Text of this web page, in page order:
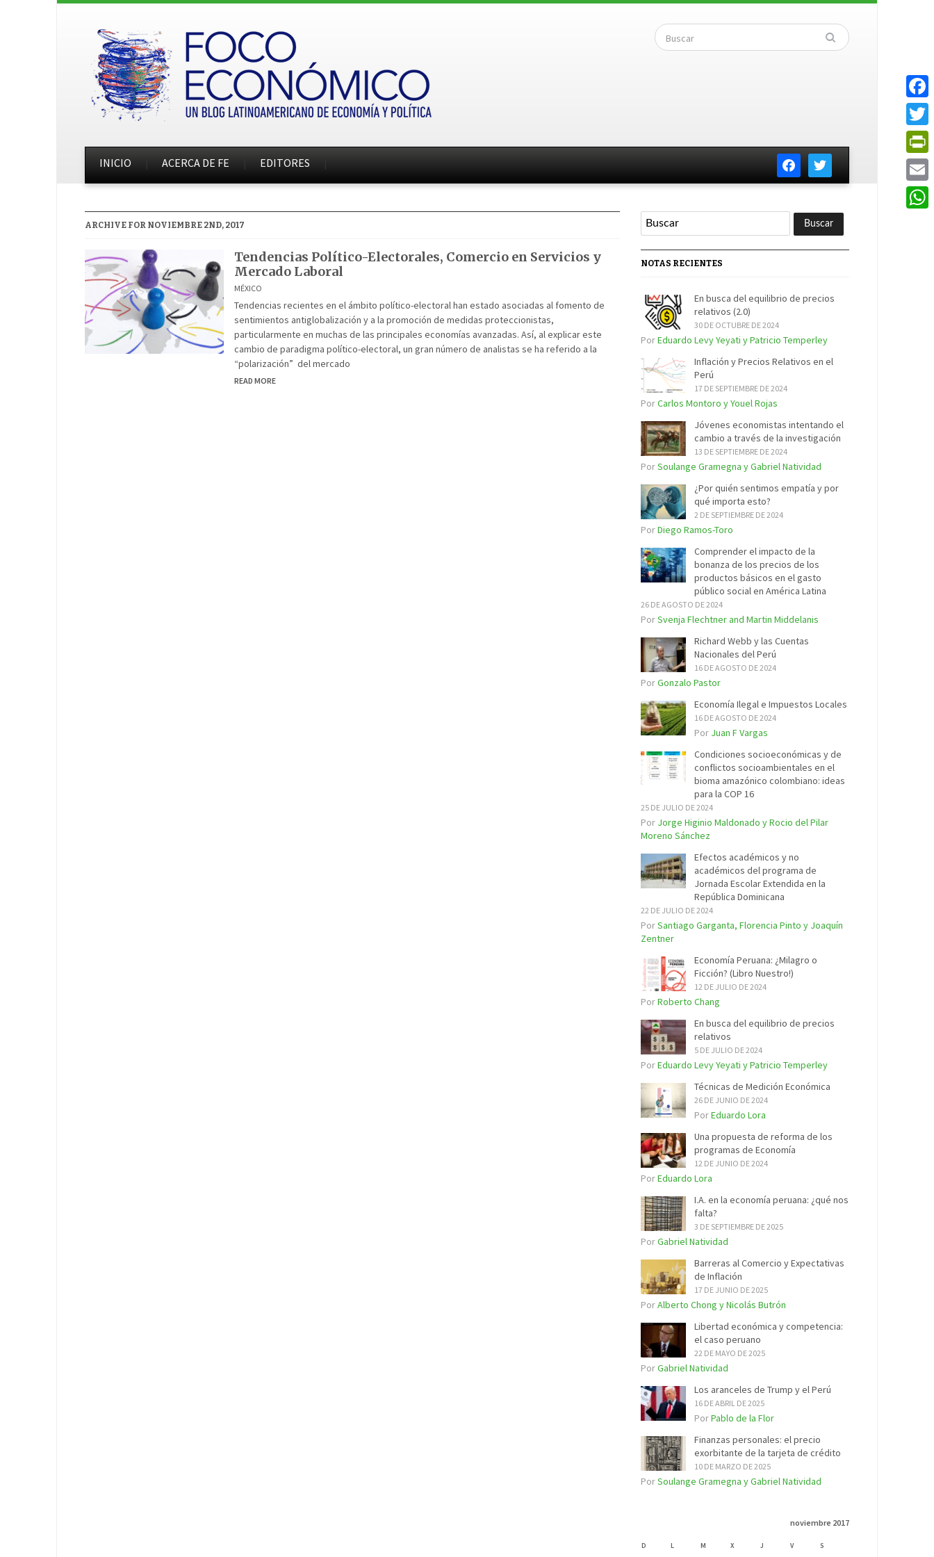
facebooktwitter
INICIO ACERCA DE FE EDITORES
ARCHIVE FOR NOVIEMBRE 2ND, 2017
Tendencias Político-Electorales, Comercio en Servicios y
Mercado Laboral
MÉXICO
Tendencias recientes en el ámbito político-electoral han estado asociadas al fomento de
sentimientos antiglobalización y a la promoción de medidas proteccionistas,
particularmente en muchas de las principales economías avanzadas. Así, al explicar este
cambio de paradigma político-electoral, un gran número de analistas se ha referido a la
“polarización” del mercado
READ MORE
NOTAS RECIENTES
En busca del equilibrio de precios
relativos (2.0)
30 DE OCTUBRE DE 2024
PorEduardo Levy Yeyati y Patricio Temperley
Inflación y Precios Relativos en el
Perú
17 DE SEPTIEMBRE DE 2024
PorCarlos Montoro y Youel Rojas
Jóvenes economistas intentando el
cambio a través de la investigación
13 DE SEPTIEMBRE DE 2024
PorSoulange Gramegna y Gabriel Natividad
¿Por quién sentimos empatía y por
qué importa esto?
2 DE SEPTIEMBRE DE 2024
PorDiego Ramos-Toro
Comprender el impacto de la
bonanza de los precios de los
productos básicos en el gasto
público social en América Latina
26 DE AGOSTO DE 2024
PorSvenja Flechtner and Martin Middelanis
Richard Webb y las Cuentas
Nacionales del Perú
16 DE AGOSTO DE 2024
PorGonzalo Pastor
Economía Ilegal e Impuestos Locales
16 DE AGOSTO DE 2024
Por Juan F Vargas
Condiciones socioeconómicas y de
conflictos socioambientales en el
bioma amazónico colombiano: ideas
para la COP 16
25 DE JULIO DE 2024
Por Jorge Higinio Maldonado y Rocio del Pilar
Moreno Sánchez
Efectos académicos y no
académicos del programa de
Jornada Escolar Extendida en la
República Dominicana
22 DE JULIO DE 2024
PorSantiago Garganta, Florencia Pinto y Joaquín
Zentner
Economía Peruana: ¿Milagro o
Ficción? (Libro Nuestro!)
12 DE JULIO DE 2024
PorRoberto Chang
En busca del equilibrio de precios
relativos
5 DE JULIO DE 2024
PorEduardo Levy Yeyati y Patricio Temperley
Técnicas de Medición Económica
26 DE JUNIO DE 2024
PorEduardo Lora
Una propuesta de reforma de los
programas de Economía
12 DE JUNIO DE 2024
PorEduardo Lora
I.A. en la economía peruana: ¿qué nos
falta?
3 DE SEPTIEMBRE DE 2025
PorGabriel Natividad
Barreras al Comercio y Expectativas
de Inflación
17 DE JUNIO DE 2025
PorAlberto Chong y Nicolás Butrón
Libertad económica y competencia:
el caso peruano
22 DE MAYO DE 2025
PorGabriel Natividad
Los aranceles de Trump y el Perú
16 DE ABRIL DE 2025
PorPablo de la Flor
Finanzas personales: el precio
exorbitante de la tarjeta de crédito
10 DE MARZO DE 2025
PorSoulange Gramegna y Gabriel Natividad
noviembre 2017
D L M X J V S
Email